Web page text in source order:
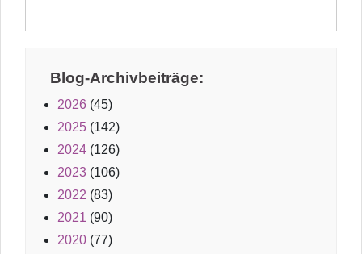
Blog-Archivbeiträge:
2026 (45)
2025 (142)
2024 (126)
2023 (106)
2022 (83)
2021 (90)
2020 (77)